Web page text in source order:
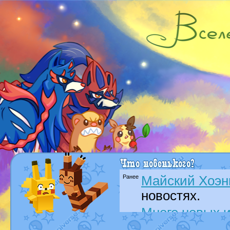
Ранее Майский
новостях.
Много новых